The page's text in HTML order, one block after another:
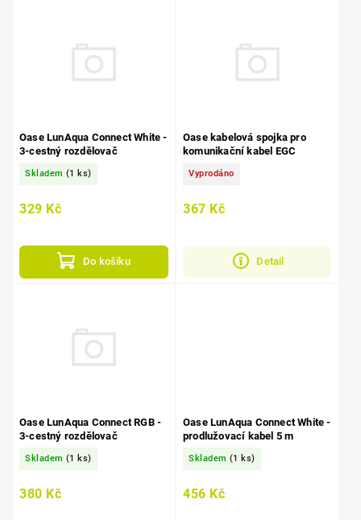
Oase LunAqua Connect White -
3-cestný rozdělovač
Skladem (1 ks)
329 Kč
Do košíku
Oase kabelová spojka pro
komunikační kabel EGC
Vyprodáno
367 Kč
Detail
Oase LunAqua Connect RGB -
3-cestný rozdělovač
Skladem (1 ks)
380 Kč
Oase LunAqua Connect White -
prodlužovací kabel 5 m
Skladem (1 ks)
456 Kč